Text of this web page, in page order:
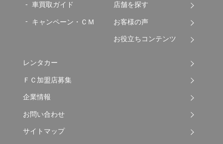
車買取ガイド
キャンペーン・ＣＭ
店舗を探す
お客様の声
お役立ちコンテンツ
レンタカー
ＦＣ加盟店募集
企業情報
お問い合わせ
サイトマップ